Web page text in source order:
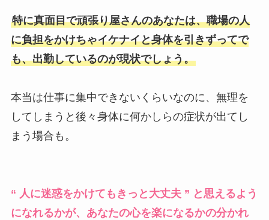
特に真面目で頑張り屋さんのあなたは、職場の人
に負担をかけちゃイケナイと身体を引きずってで
も、出勤しているのが現状でしょう。
本当は仕事に集中できないくらいなのに、無理を
してしまうと後々身体に何かしらの症状が出てし
まう場合も。
“ 人に迷惑をかけてもきっと大丈夫 ” と思えるよう
になれるかが、あなたの心を楽になるかの分かれ